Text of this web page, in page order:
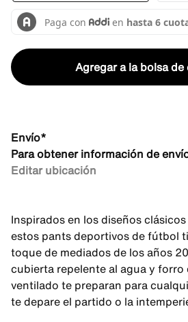
Agregar a la bolsa
Envío*
Para obtener información de
Editar ubicación
Inspirados en los diseños
estos pants deportivos de fútbol
toque de mediados de los años
cubierta repelente al agua y forro
ventilado te preparan para
te depare el partido o la